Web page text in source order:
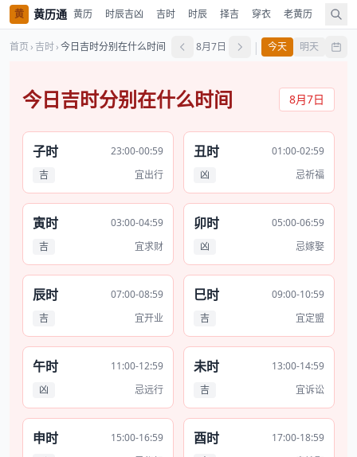
黄 黄历通 黄历 时辰吉凶 吉时 时辰 择吉 穿衣 老黄历 嫁娶
首页 › 吉时›今日吉时分别在什么时间 8月7日 | 今天 明天
今日吉时分别在什么时间 8月7日
子时
23:00-00:59
吉
宜出行
丑时
01:00-02:59
凶
忌祈福
寅时
03:00-04:59
吉
宜求财
卯时
05:00-06:59
凶
忌嫁娶
辰时
07:00-08:59
吉
宜开业
巳时
09:00-10:59
吉
宜定盟
午时
11:00-12:59
凶
忌远行
未时
13:00-14:59
吉
宜诉讼
申时
15:00-16:59
酉时
17:00-18:59